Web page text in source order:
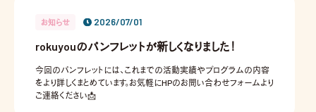
お知らせ 2026/07/01
rokuyouのパンフレットが新しくなりました！
今回のパンフレットには、これまでの活動実績やプログラムの内容
をより詳しくまとめています。お気軽にHPのお問い合わせフォームより
ご連絡ください📩